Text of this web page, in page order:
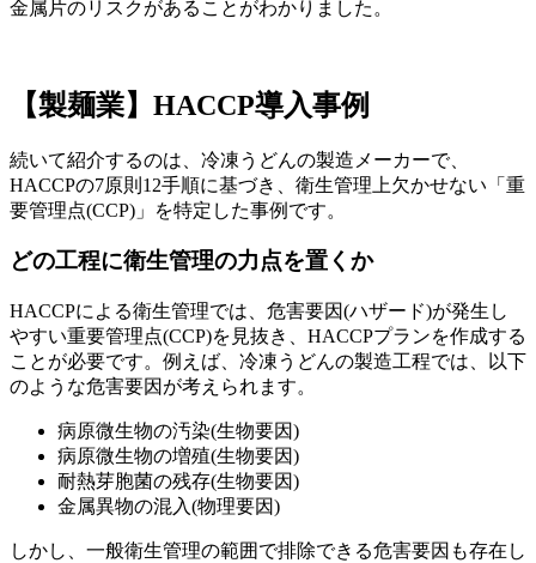
金属片のリスクがあることがわかりました。
【製麺業】HACCP導入事例
続いて紹介するのは、冷凍うどんの製造メーカーで、
HACCPの7原則12手順に基づき、衛生管理上欠かせない「重
要管理点(CCP)」を特定した事例です。
どの工程に衛生管理の力点を置くか
HACCPによる衛生管理では、危害要因(ハザード)が発生し
やすい重要管理点(CCP)を見抜き、HACCPプランを作成する
ことが必要です。例えば、冷凍うどんの製造工程では、以下
のような危害要因が考えられます。
病原微生物の汚染(生物要因)
病原微生物の増殖(生物要因)
耐熱芽胞菌の残存(生物要因)
金属異物の混入(物理要因)
しかし、一般衛生管理の範囲で排除できる危害要因も存在し